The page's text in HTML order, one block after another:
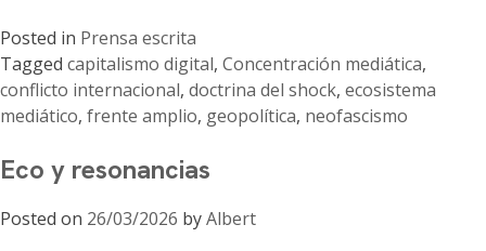
Posted in Prensa escrita
Tagged capitalismo digital, Concentración mediática,
conflicto internacional, doctrina del shock, ecosistema
mediático, frente amplio, geopolítica, neofascismo
Eco y resonancias
Posted on 26/03/2026 byAlbert